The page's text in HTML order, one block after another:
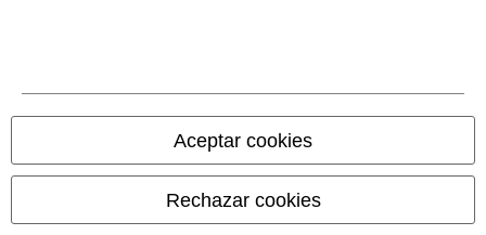
Aceptar cookies
Rechazar cookies
Todos los precios incluyen el IVA pero no losgastos de transporte
© 1986-2026 E.M.P. Merchandising HGmbH